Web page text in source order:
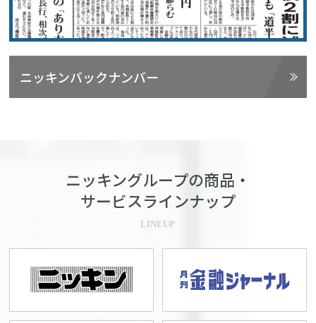
ニッキンバックナンバー
ニッキングループの商品・
サービスラインナップ
LINEUP